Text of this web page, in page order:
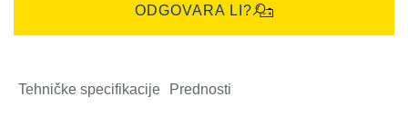
ODGOVARA LI?
Tehničke specifikacije Prednosti